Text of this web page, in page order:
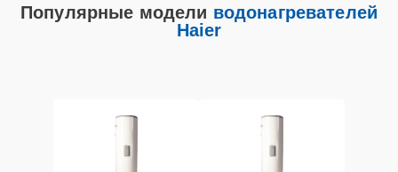
Популярные модели водонагревателей
Haier